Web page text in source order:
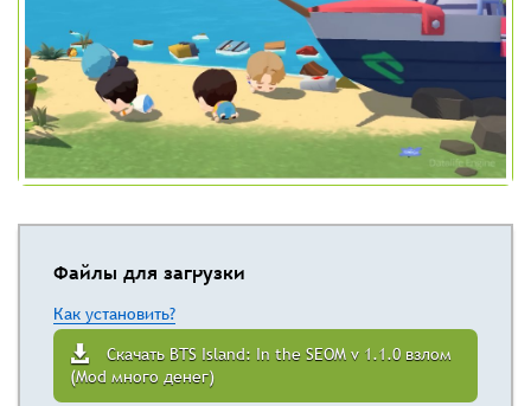
Файлы для загрузки
Как установить?
Скачать BTS Island: In the SEOM v 1.1.0 взлом
(Mod много денег)